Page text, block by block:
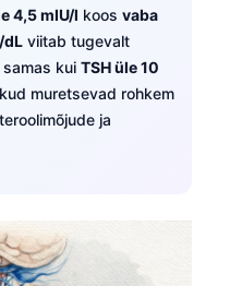
4,5 mIU/l koos vaba
dL viitab tugevalt
kui TSH üle 10
muretsevad rohkem
ja